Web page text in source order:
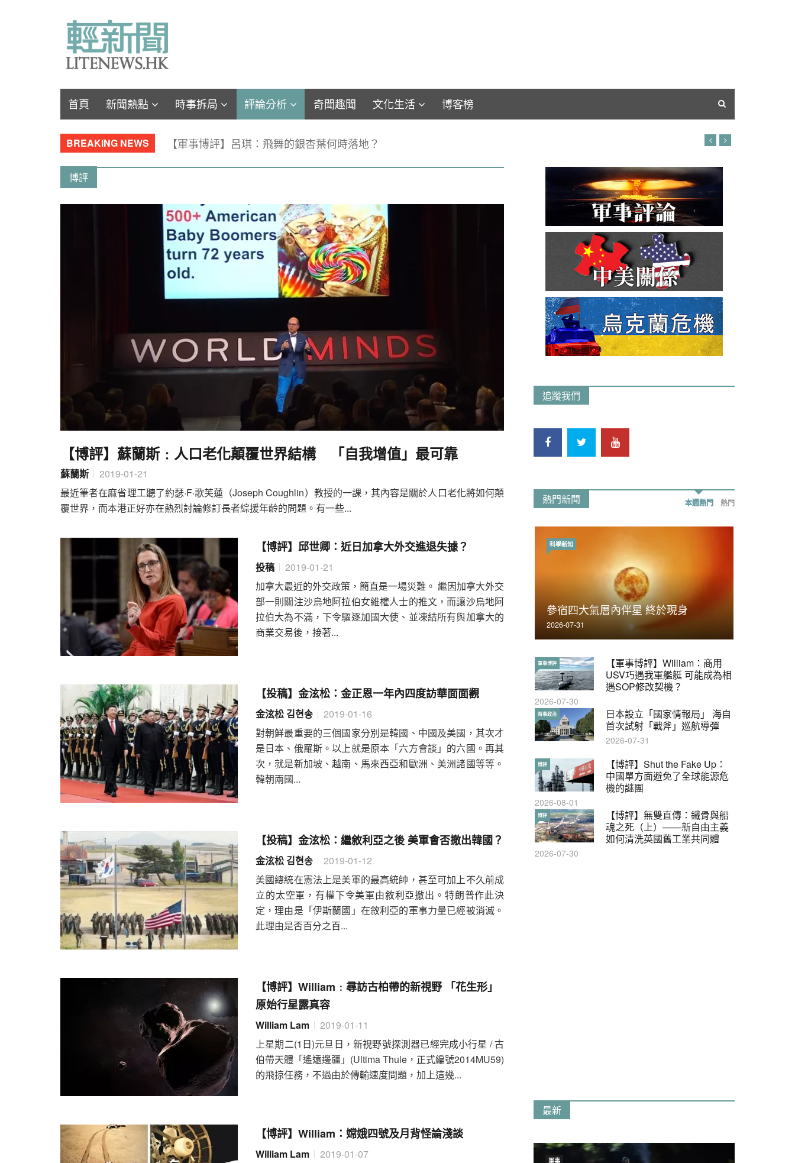
首頁 新聞熱點 時事拆局 評論分析 奇聞趣聞 文化生活 博客榜
BREAKING NEWS 【軍事博評】呂琪：飛舞的銀杏葉何時落地？
博評
【博評】蘇蘭斯﹕人口老化顛覆世界結構 「自我增值」最可靠
蘇蘭斯
2019-01-21
最近筆者在麻省理工聽了約瑟·F·歌芙蓮（Joseph Coughlin）教授的一課，其內容是關於人口老化將如何顛
覆世界，而本港正好亦在熱烈討論修訂長者綜援年齡的問題。有一些...
【博評】邱世卿：近日加拿大外交進退失據？
投稿
2019-01-21
加拿大最近的外交政策，簡直是一場災難。 繼因加拿大外交
部一則關注沙烏地阿拉伯女維權人士的推文，而讓沙烏地阿
拉伯大為不滿，下令驅逐加國大使、並凍結所有與加拿大的
商業交易後，接著...
【投稿】金泫松：金正恩一年內四度訪華面面觀
金泫松 김현송
2019-01-16
對朝鮮最重要的三個國家分別是韓國、中國及美國，其次才
是日本、俄羅斯。以上就是原本「六方會談」的六國。再其
次，就是新加坡、越南、馬來西亞和歐洲、美洲諸國等等。
韓朝兩國...
【投稿】金泫松：繼敘利亞之後 美軍會否撤出韓國？
金泫松 김현송
2019-01-12
美國總統在憲法上是美軍的最高統帥，甚至可加上不久前成
立的太空軍，有權下令美軍由敘利亞撤出。特朗普作此決
定，理由是「伊斯蘭國」在敘利亞的軍事力量已經被消滅。
此理由是否百分之百...
【博評】William﹕尋訪古柏帶的新視野 「花生形」
原始行星露真容
William Lam
2019-01-11
上星期二(1日)元旦日，新視野號探測器已經完成小行星 / 古
伯帶天體「遙遠邊疆」(Ultima Thule，正式編號2014MU59)
的飛掠任務，不過由於傳輸速度問題，加上這幾...
【博評】William：嫦娥四號及月背怪論淺談
William Lam
2019-01-07
追蹤我們
熱門新聞 本週熱門 熱門
參宿四大氣層內伴星 終於現身
2026-07-31
科學新知
【軍事博評】William：商用
USV巧遇我軍艦艇 可能成為相
遇SOP修改契機？
軍事博評
2026-07-30
日本設立「國家情報局」 海自
首次試射「戰斧」巡航導彈
時事政治
2026-07-31
【博評】Shut the Fake Up：
中國單方面避免了全球能源危
機的謎團
博評
2026-08-01
【博評】無雙直傳：鐵骨與船
魂之死（上）——新自由主義
如何清洗英國舊工業共同體
博評
2026-07-30
荃灣反黑組「砌生豬肉」砌錯O記臥
底4警員被控
2019-11-01
時事政治
【輕百科】被抽中當陪審員能
拒絕嗎？
輕百科
2017-10-17
【輕盤點】集會遊行陸續有
來？一文盡覽8月示威活動
輕盤點
2019-08-30
本港保護兒童法例雜亂互相矛
盾家長易墮法網
特稿
2019-05-21
【輕百科】甚麼按摩院要領
牌？顧客涉及刑責嗎？
輕百科
2021-05-13
最新
軍事